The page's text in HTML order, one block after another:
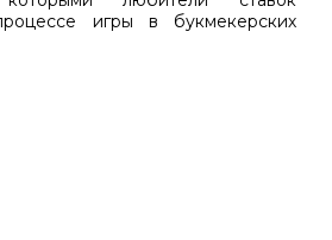
игры в букмекерских